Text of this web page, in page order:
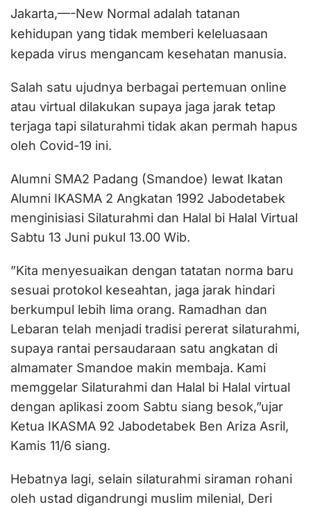
Jakarta,—-New Normal adalah tatanan
kehidupan yang tidak memberi keleluasaan
kepada virus mengancam kesehatan manusia.
Salah satu ujudnya berbagai pertemuan online
atau virtual dilakukan supaya jaga jarak tetap
terjaga tapi silaturahmi tidak akan permah hapus
oleh Covid-19 ini.
Alumni SMA2 Padang (Smandoe) lewat Ikatan
Alumni IKASMA 2 Angkatan 1992 Jabodetabek
menginisiasi Silaturahmi dan Halal bi Halal Virtual
Sabtu 13 Juni pukul 13.00 Wib.
”Kita menyesuaikan dengan tatatan norma baru
sesuai protokol keseahtan, jaga jarak hindari
berkumpul lebih lima orang. Ramadhan dan
Lebaran telah menjadi tradisi pererat silaturahmi,
supaya rantai persaudaraan satu angkatan di
almamater Smandoe makin membaja. Kami
memggelar Silaturahmi dan Halal bi Halal virtual
dengan aplikasi zoom Sabtu siang besok,”ujar
Ketua IKASMA 92 Jabodetabek Ben Ariza Asril,
Kamis 11/6 siang.
Hebatnya lagi, selain silaturahmi siraman rohani
oleh ustad digandrungi muslim milenial, Deri